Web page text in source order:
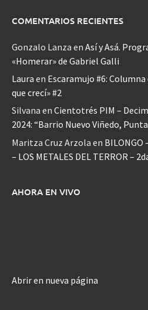
COMENTARIOS RECIENTES
Gonzalo Lanza en Así y Asá.
«Homerar» de Gabriel Galli
Laura en Escaramujo #6:
que crecí» #2
Silvana en Cientotrés PIM –
2024: “Barrio Nuevo Viñedo,
Maritza Cruz Arzola en BILONGO
– LOS METALES DEL TERROR –
AHORA EN VIVO
Abrir en nueva página